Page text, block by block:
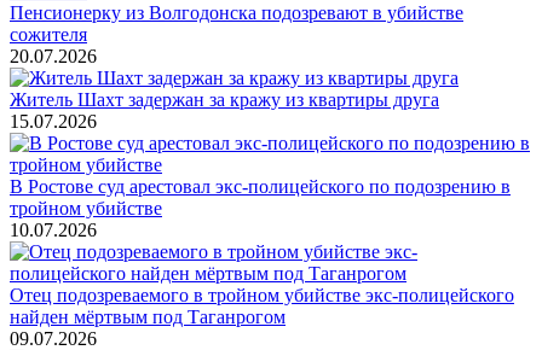
Пенсионерку из Волгодонска подозревают в убийстве
сожителя
20.07.2026
Житель Шахт задержан за кражу из квартиры друга
15.07.2026
В Ростове суд арестовал экс-полицейского по подозрению в
тройном убийстве
10.07.2026
Отец подозреваемого в тройном убийстве экс-полицейского
найден мёртвым под Таганрогом
09.07.2026